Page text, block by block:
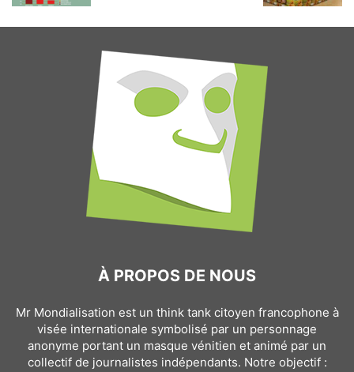
À PROPOS DE NOUS
Mr Mondialisation est un think tank citoyen francophone à
visée internationale symbolisé par un personnage
anonyme portant un masque vénitien et animé par un
collectif de journalistes indépendants. Notre objectif :